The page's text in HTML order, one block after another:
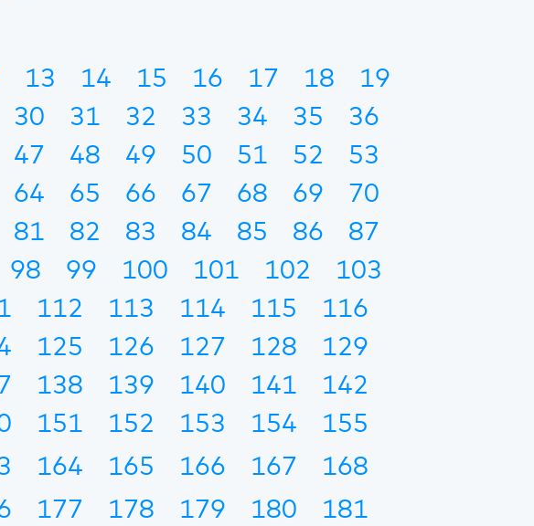
13 14 15 16 17 18
19
30 31 32 33 34 35
36
47 48 49 50 51 52
53
64 65 66 67 68 69
70
81 82 83 84 85 86
87
98 99 100 101 102
103
112 113 114 115
116
125 126 127 128
129
138 139 140 141
142
151 152 153 154
155
164 165 166 167
168
177 178 179 180
181